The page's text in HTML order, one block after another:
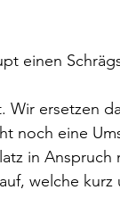
einen
Wir ersetzen
noch eine
in
welche